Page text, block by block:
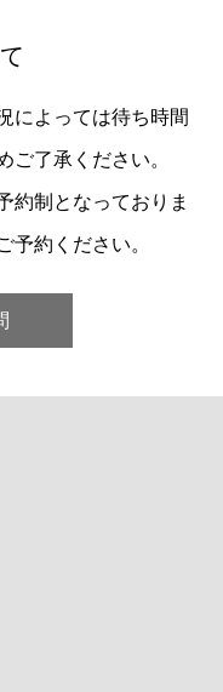
によっては待ち時間
ご了承ください。
約制となっておりま
予約ください。